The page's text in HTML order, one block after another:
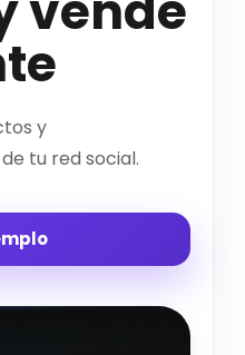
y
tu red social.